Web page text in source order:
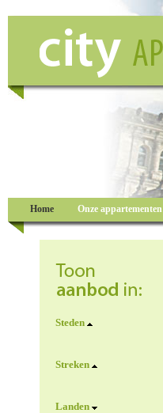
Steden
Streken
Landen
Home Onze appartementen